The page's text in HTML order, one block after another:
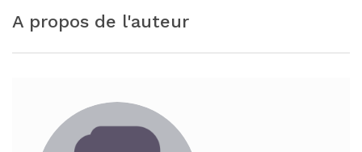
A propos de l'auteur